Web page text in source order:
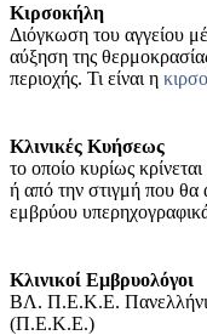
Κιρσοκήλη
Διόγκωση του αγγείου
αύξηση της
περιοχής. Τι είναι η
Κλινικές Κυήσεως
το οποίο κυρίως
ή από την στιγμή που θα
εμβρύου
Κλινικοί Εμβρυολόγοι
ΒΛ. Π.Ε.Κ.Ε.
(Π.Ε.Κ.Ε.)